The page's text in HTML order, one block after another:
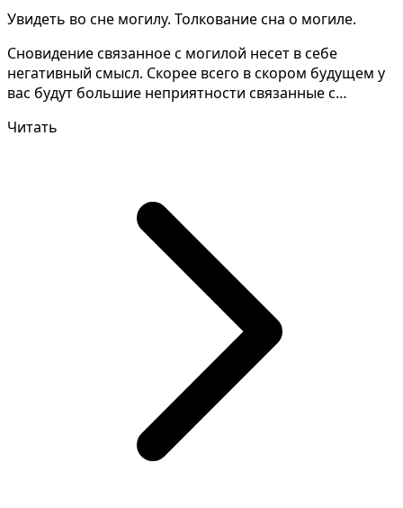
Увидеть во сне могилу. Толкование сна о могиле.
Сновидение связанное с могилой несет в себе
негативный смысл. Скорее всего в скором будущем у
вас будут большие неприятности связанные с
Читать